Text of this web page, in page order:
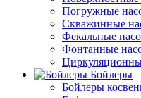
Погружные
Скважинные
Фекальные
Фонтанные
Бойлеры
Бойлеры